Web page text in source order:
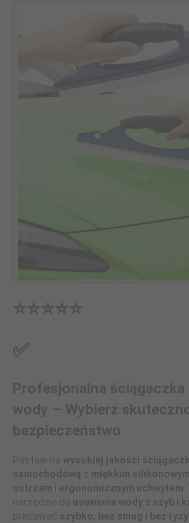
⭐⭐⭐⭐⭐
✅
Profesjonalna
wody – Wybierz
bezpieczeństwo
Postaw na wysokiej jakości
samochodową z miękkim silikonowym
ostrzem i ergonomicznym uchwytem
narzędzie do usuwania wody z szyb i
pracować
szybko, bez smug i bez